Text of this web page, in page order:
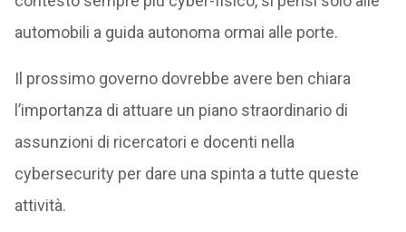
automobili a guida autonoma ormai alle porte.
Il prossimo governo dovrebbe avere ben chiara
l’importanza di attuare un piano straordinario di
assunzioni di ricercatori e docenti nella
cybersecurity per dare una spinta a tutte queste
attività.